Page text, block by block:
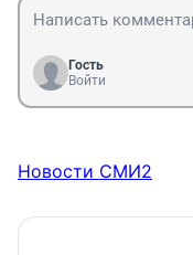
Гость
Войти
Новости СМИ2